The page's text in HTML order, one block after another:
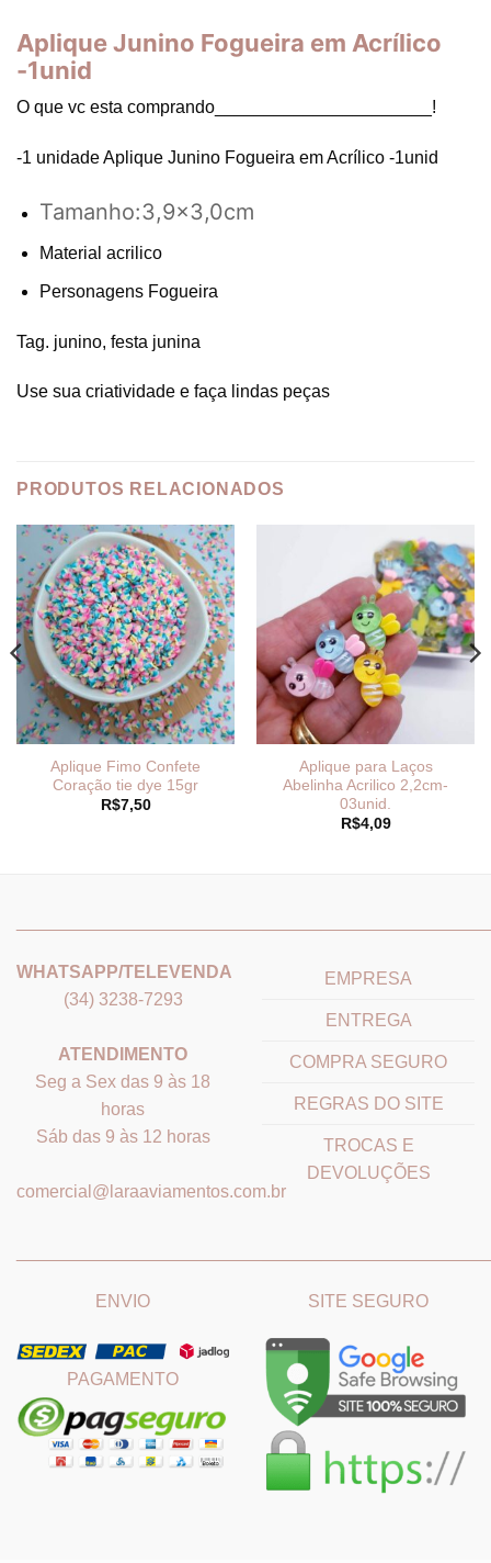
Aplique Junino Fogueira em Acrílico
-1unid
O que vc esta comprando______________________!
-1 unidade Aplique Junino Fogueira em Acrílico -1unid
Tamanho:3,9×3,0cm
Material acrilico
Personagens Fogueira
Tag. junino, festa junina
Use sua criatividade e faça lindas peças
PRODUTOS RELACIONADOS
Aplique Fimo Confete
Coração tie dye 15gr
R$7,50
Aplique para Laços
Abelinha Acrilico 2,2cm-
03unid.
R$4,09
WHATSAPP/TELEVENDA
(34) 3238-7293
ATENDIMENTO
Seg a Sex das 9 às 18
horas
Sáb das 9 às 12 horas
comercial@laraaviamentos.com.br
EMPRESA
ENTREGA
COMPRA SEGURO
REGRAS DO SITE
TROCAS E
DEVOLUÇÕES
ENVIO
PAGAMENTO
SITE SEGURO